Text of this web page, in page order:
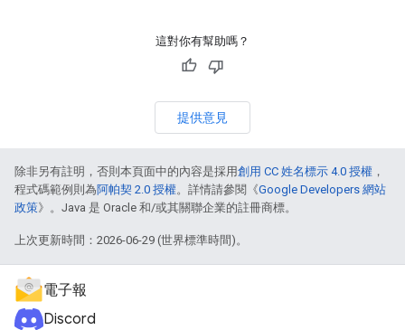
這對你有幫助嗎？
提供意見
除非另有註明，否則本頁面中的內容是採用創用 CC 姓名標示 4.0 授權 ，
程式碼範例則為阿帕契 2.0 授權。詳情請參閱《Google Developers 網站
政策》。Java 是 Oracle 和/或其關聯企業的註冊商標。
上次更新時間：2026-06-29 (世界標準時間)。
電子報
Discord